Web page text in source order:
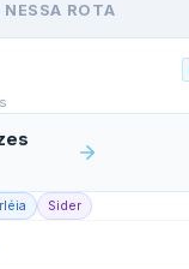
ROTA
Sider